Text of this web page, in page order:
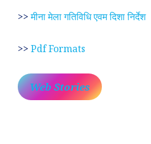
>>मीना मेला गतिविधि एवम दिशा निर्देश
>> Pdf Formats
Web Stories